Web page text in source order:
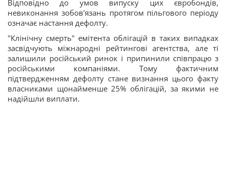
Відповідно до умов випуску цих євробондів,
невиконання зобов'язань протягом пільгового періоду
означає настання дефолту.
"Клінічну смерть" емітента облігацій в таких випадках
засвідчують міжнародні рейтингові агентства, але ті
залишили російський ринок і припинили співпрацю з
російськими компаніями. Тому фактичним
підтвердженням дефолту стане визнання цього факту
власниками щонайменше 25% облігацій, за якими не
надійшли виплати.